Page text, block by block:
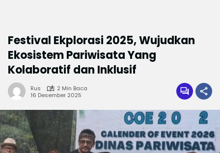
Festival Ekplorasi 2025, Wujudkan
Ekosistem Pariwisata Yang
Kolaboratif dan Inklusif
Rus
2 Min Baca
16 Desember 2025